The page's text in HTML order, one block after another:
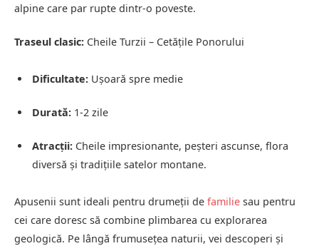
alpine care par rupte dintr-o poveste.
Traseul clasic: Cheile Turzii – Cetățile Ponorului
Dificultate: Ușoară spre medie
Durată: 1-2 zile
Atracții: Cheile impresionante, peșteri ascunse, flora
diversă și tradițiile satelor montane.
Apusenii sunt ideali pentru drumeții de familie sau pentru
cei care doresc să combine plimbarea cu explorarea
geologică. Pe lângă frumusețea naturii, vei descoperi și